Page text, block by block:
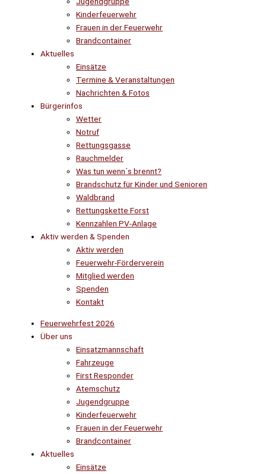
Kinderfeuerwehr
Frauen in der Feuerwehr
Brandcontainer
Aktuelles
Einsätze
Termine & Veranstaltungen
Nachrichten & Fotos
Bürgerinfos
Wetter
Notruf
Rettungsgasse
Rauchmelder
Was tun wenn´s brennt?
Brandschutz für Kinder und Senioren
Waldbrand
Rettungskette Forst
Kennzahlen PV-Anlage
Aktiv werden & Spenden
Aktiv werden
Feuerwehr-Förderverein
Mitglied werden
Spenden
Kontakt
Feuerwehrfest 2026
Über uns
Einsatzmannschaft
Fahrzeuge
First Responder
Atemschutz
Jugendgruppe
Kinderfeuerwehr
Frauen in der Feuerwehr
Brandcontainer
Aktuelles
Einsätze